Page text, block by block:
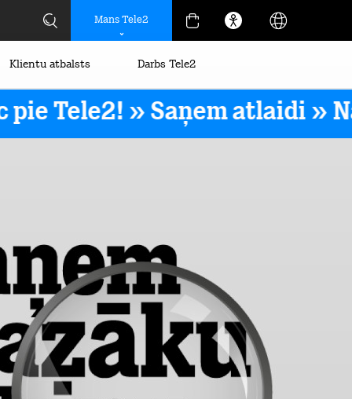
Mans Tele2
Klientu atbalsts Darbs Tele2
Tele2! » Saņem atlaidi »